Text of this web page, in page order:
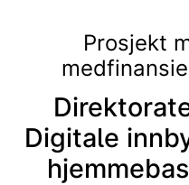
Prosjekt
Digitale